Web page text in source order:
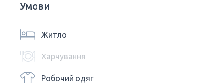
Умови
Житло
Харчування
Робочий одяг